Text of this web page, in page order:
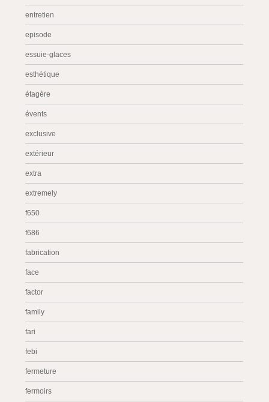
entretien
episode
essuie-glaces
esthétique
étagère
évents
exclusive
extérieur
extra
extremely
f650
f686
fabrication
face
factor
family
fari
febi
fermeture
fermoirs